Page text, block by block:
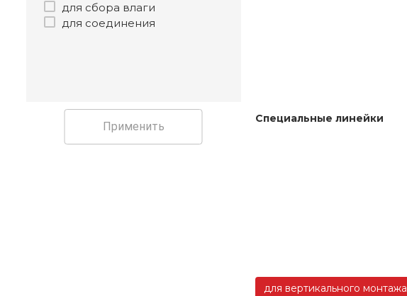
для сбора влаги
для соединения
Применить
Специальные линейки
для вертикального монтажа